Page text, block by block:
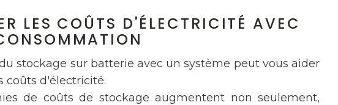
LES COÛTS D'ÉLECTRICITÉ AVEC
stockage sur batterie avec un système peut vous aider
coûts d'électricité.
de coûts de stockage augmentent non seulement,